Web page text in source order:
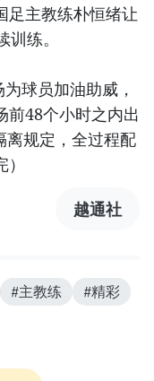
足主教练朴恒绪让
练。
球员加油助威，
前48个小时之内出
离规定，全过程配
越通社
#主教练 #精彩